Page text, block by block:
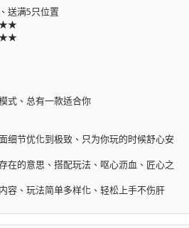
送满5只位置
式、总有一款适合你
细节优化到极致、只为你玩的时候舒心安
在的意思、搭配玩法、呕心沥血、匠心之
容、玩法简单多样化、轻松上手不伤肝